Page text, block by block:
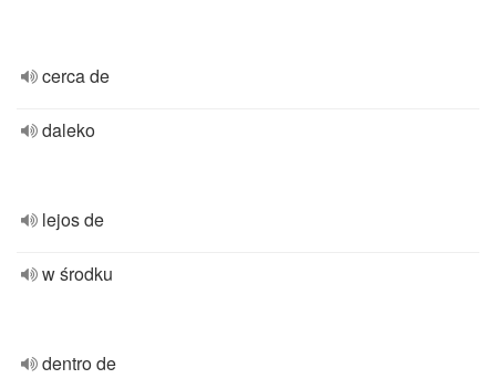
cerca de
daleko
lejos de
w środku
dentro de